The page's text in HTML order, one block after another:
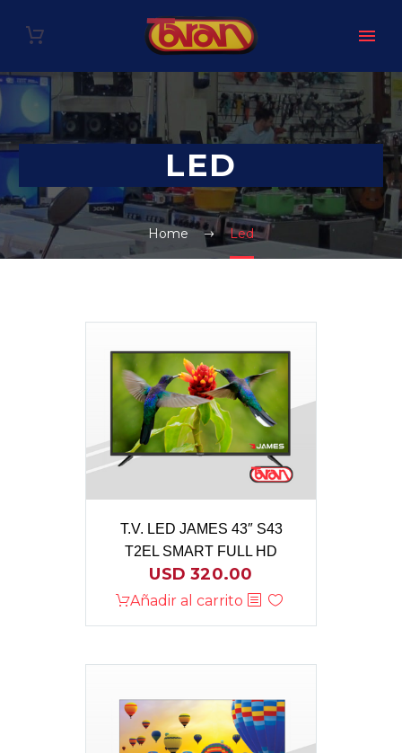
LED
Home Led
T.V. LED JAMES 43″ S43
T2EL SMART FULL HD
USD320.00
Añadir al carrito